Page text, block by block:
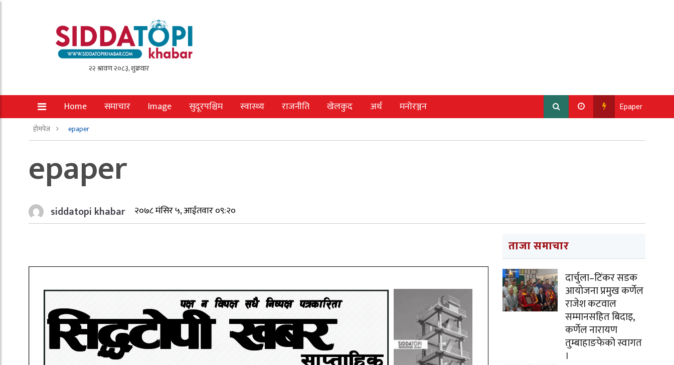
Home समाचार Image सुदूरपश्चिम स्वास्थ्य राजनीति खेलकुद अर्थ मनोरञ्जन Epaper
होमपेज epaper
epaper
siddatopi khabar २०७८ मंसिर ५, आईतवार ०९:२०
ताजा समाचार
दार्चुला–टिंकर सडक
आयोजना प्रमुख कर्णेल
राजेश कटवाल
सम्मानसहित बिदाइ,
कर्णेल नारायण
तुम्बाहाङफेको स्वागत
।